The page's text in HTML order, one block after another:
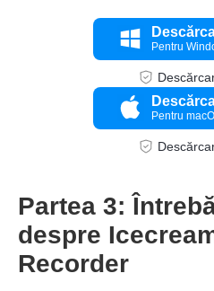
Pentru
Pentru
Partea 3:
despre
Recorder